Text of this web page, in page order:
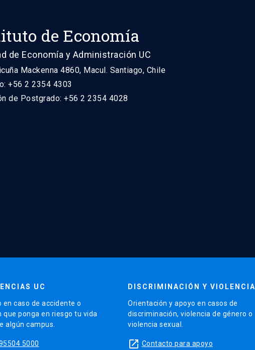
de Economía
de Economía y Administración UC
Mackenna 4860, Macul. Santiago, Chile
+56 2 2354 4303
de Postgrado: +56 2 2354 4028
UC
en caso de accidente o
que ponga en riesgo tu vida
algún campus.
5000
DISCRIMINACIÓN Y VIOLENCIA
Orientación y apoyo en casos de
discriminación, violencia de género o
violencia sexual.
launch Contacto para apoyo